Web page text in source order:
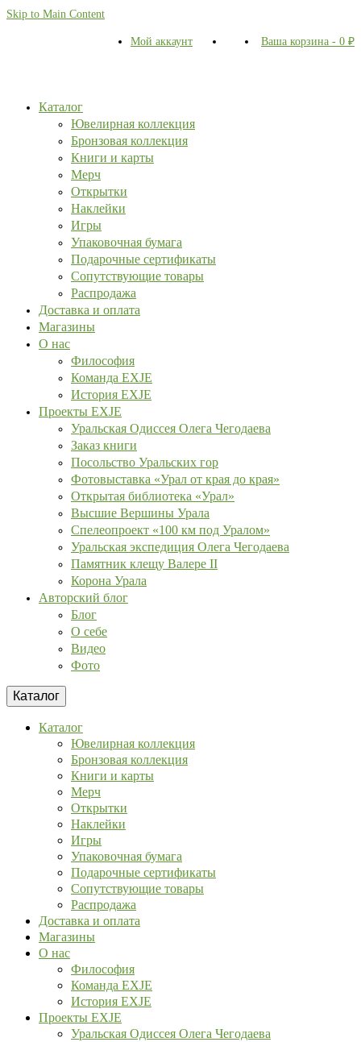
Skip to Main Content
Мой аккаунт Ваша корзина - 0 ₽
Каталог
Ювелирная коллекция
Бронзовая коллекция
Книги и карты
Мерч
Открытки
Наклейки
Игры
Упаковочная бумага
Подарочные сертификаты
Сопутствующие товары
Распродажа
Доставка и оплата
Магазины
О нас
Философия
Команда EXJE
История EXJE
Проекты EXJE
Уральская Одиссея Олега Чегодаева
Заказ книги
Посольство Уральских гор
Фотовыставка «Урал от края до края»
Открытая библиотека «Урал»
Высшие Вершины Урала
Спелеопроект «100 км под Уралом»
Уральская экспедиция Олега Чегодаева
Памятник клещу Валере II
Корона Урала
Авторский блог
Блог
О себе
Видео
Фото
Каталог
Каталог
Ювелирная коллекция
Бронзовая коллекция
Книги и карты
Мерч
Открытки
Наклейки
Игры
Упаковочная бумага
Подарочные сертификаты
Сопутствующие товары
Распродажа
Доставка и оплата
Магазины
О нас
Философия
Команда EXJE
История EXJE
Проекты EXJE
Уральская Одиссея Олега Чегодаева